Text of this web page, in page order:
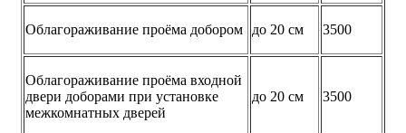
Облагораживание проёма добором до 20 см 3500
Облагораживание проёма входной
двери доборами при установке
межкомнатных дверей
до 20 см 3500